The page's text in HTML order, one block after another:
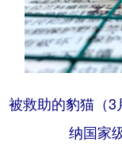
被救助的豹猫（3
纳国家